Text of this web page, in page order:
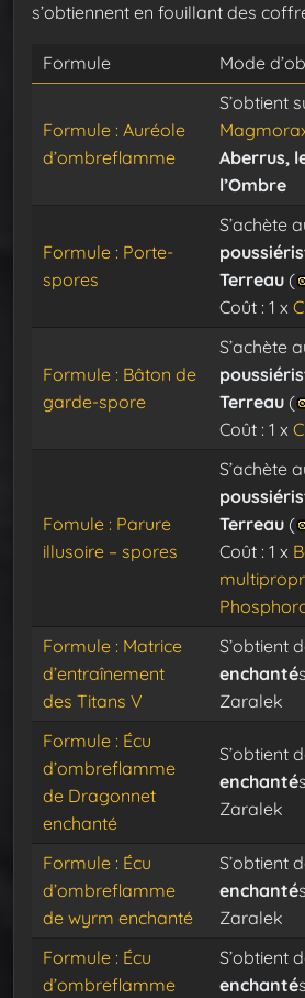
s’obtiennent en fouillant des
Formule Mode
Formule : Auréole
d’ombreflamme
S’obtient
Aberrus,
l’Ombre
Formule : Porte-
spores
S’achète
Terreau (
Coût : 1 x
Formule : Bâton de
garde-spore
S’achète
Terreau (
Coût : 1 x
Fomule : Parure
illusoire – spores
S’achète
Terreau (
Coût : 1 x
Formule : Matrice
d’entraînement
des Titans V
S’obtient
enchanté
Zaralek
Formule : Écu
d’ombreflamme
de Dragonnet
enchanté
S’obtient
enchanté
Zaralek
Formule : Écu
d’ombreflamme
de wyrm enchanté
S’obtient
enchanté
Zaralek
Formule : Écu
d’ombreflamme
S’obtient
enchanté